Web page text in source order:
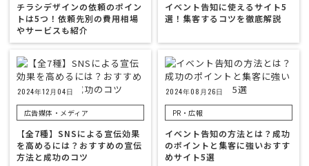
チラシデザインの依頼のポイン
トは5つ！依頼先別の費用相場
やサービスも紹介
イベント告知に使えるサイト5
選！集客するコツを徹底解説
2024年12月04日
広告媒体・メディア
【全7種】SNSによる宣伝効果
を高めるには？おすすめの宣伝
方法と成功のコツ
2024年08月26日
PR・広報
イベント告知の方法とは？成功
のポイントと集客に強いおすす
めサイト5選